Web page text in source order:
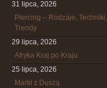
31 lipca, 2026
Piercing – Rodzaje, Techniki,
Trendy
29 lipca, 2026
Afryka Kraj po Kraju
25 lipca, 2026
Marki z Duszą